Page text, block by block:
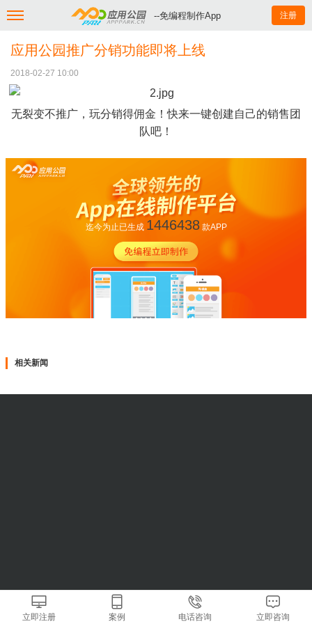
--免编程制作App 注册
应用公园推广分销功能即将上线
2018-02-27 10:00
无裂变不推广，玩分销得佣金！快来一键创建自己的销售团
队吧！
迄今为止已生成 1446438款APP
相关新闻
立即注册 案例 电话咨询 立即咨询